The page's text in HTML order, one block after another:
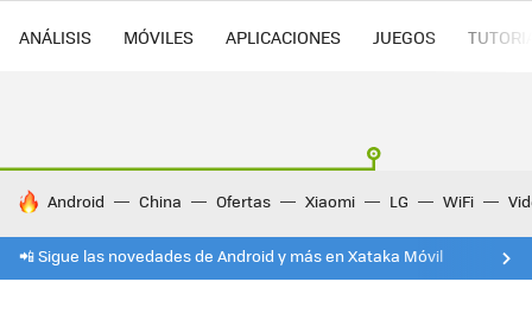
ANÁLISIS MÓVILES APLICACIONES JUEGOS
HOY SE HABLA DE
Android China Ofertas Xiaomi LG WiFi
📲 Sigue las novedades de Android y más en Xataka Móvil